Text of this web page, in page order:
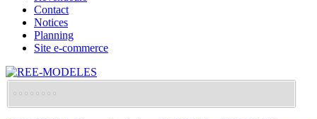
Contact
Notices
Planning
Site e-commerce